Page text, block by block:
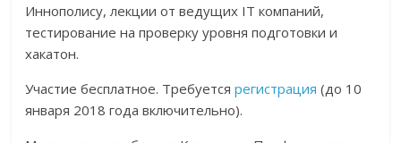
Иннополису, лекции от ведущих IT компаний,
тестирование на проверку уровня подготовки и
хакатон.
Участие бесплатное. Требуетсярегистрация (до 10
января 2018 года включительно).